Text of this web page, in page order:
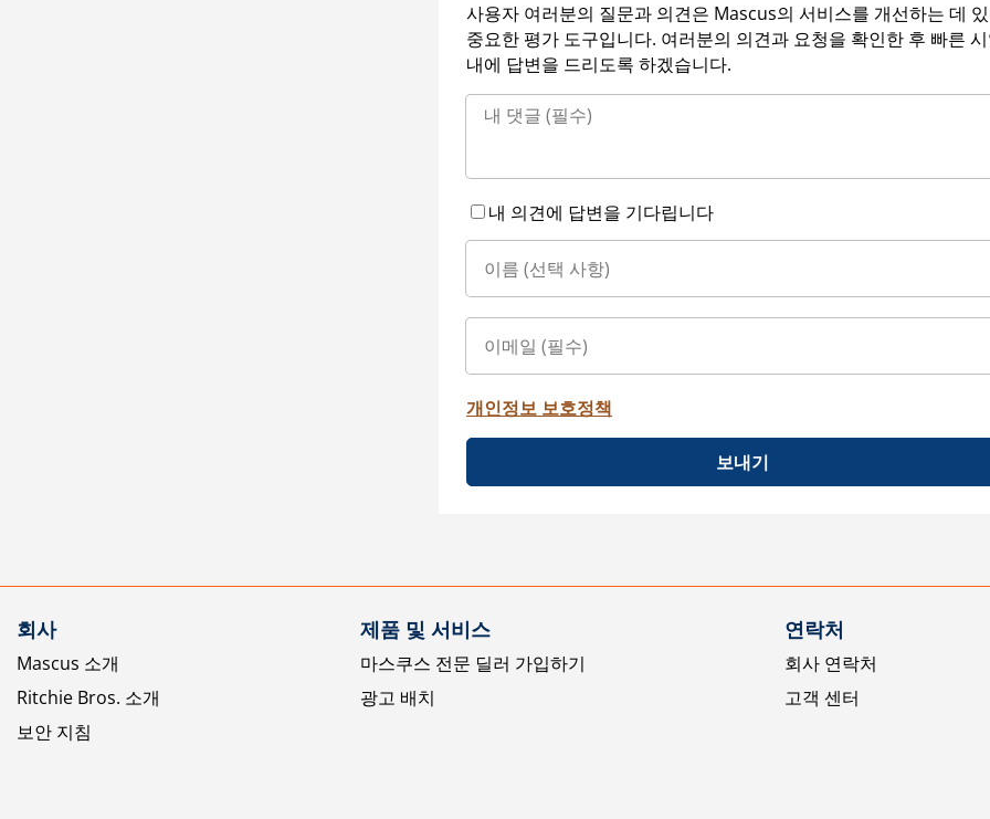
사용자 여러분의 질문과 의견은 Mascus의 서비스를 개선하는 데
중요한 평가 도구입니다. 여러분의 의견과 요청을 확인한 후 빠른
내에 답변을 드리도록 하겠습니다.
내 의견에 답변을 기다립니다
개인정보 보호정책
보내기
회사
Mascus 소개
Ritchie Bros. 소개
보안 지침
제품 및 서비스
마스쿠스 전문 딜러 가입하기
광고 배치
연락처
회사 연락처
고객 센터